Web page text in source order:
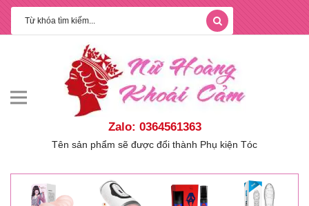
Zalo: 0364561363
Tên sản phẩm sẽ được đổi thành Phụ kiện Tóc